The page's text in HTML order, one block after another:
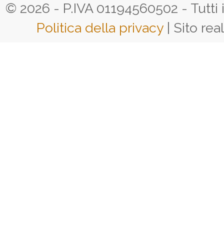
© 2026 - P.IVA 01194560502 -
Politica della privacy | Sito